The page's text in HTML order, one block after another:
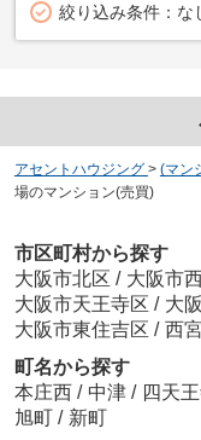
絞り込み条件： な
アセントハウジング > (マン
場のマンション(売買)
市区町村から探す
大阪市北区 / 大阪市
大阪市天王寺区 / 大
大阪市東住吉区 / 西
町名から探す
本庄西 / 中津 / 四天
旭町 / 新町